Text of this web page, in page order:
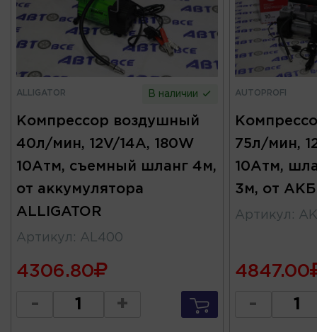
ALLIGATOR В наличии
Компрессор воздушный
40л/мин, 12V/14A, 180W
10Атм, съемный шланг 4м,
от аккумулятора
ALLIGATOR
Артикул : AL400
4306.80
- +
AUTOPROFI
75л/мин,
10Атм,
3м, от АКБ
Артикул :
4847.00
-